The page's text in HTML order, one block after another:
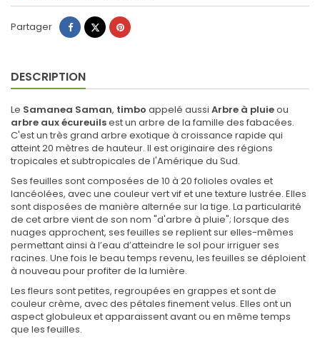
Partager PartagerTweetPinterest
DESCRIPTION
Le Samanea Saman, timbo appelé aussi Arbre à pluieou
arbre aux écureuilsest un arbre de la famille des fabacées.
C'est un très grand arbre exotique à croissance rapide qui
atteint 20 mètres de hauteur. Il est originaire des régions
tropicales et subtropicales de l'Amérique du Sud.
Ses feuilles sont composées de 10 à 20 folioles ovales et
lancéolées, avec une couleur vert vif et une texture lustrée. Elles
sont disposées de manière alternée sur la tige. La particularité
de cet arbre vient de son nom "d'arbre à pluie"; lorsque des
nuages approchent, ses feuilles se replient sur elles-mêmes
permettant ainsi à l’eau d’atteindre le sol pour irriguer ses
racines. Une fois le beau temps revenu, les feuilles se déploient
à nouveau pour profiter de la lumière.
Les fleurs sont petites, regroupées en grappes et sont de
couleur crème, avec des pétales finement velus. Elles ont un
aspect globuleux et apparaissent avant ou en même temps
que les feuilles.